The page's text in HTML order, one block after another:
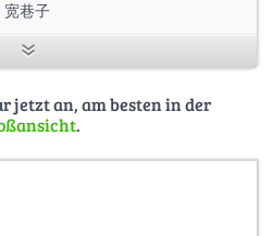
巷子
jetzt an, am besten in der
.